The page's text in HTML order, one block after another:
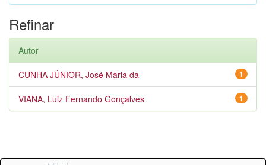
Refinar
Autor
1
CUNHA JÚNIOR, José Maria da
1
VIANA, Luiz Fernando Gonçalves